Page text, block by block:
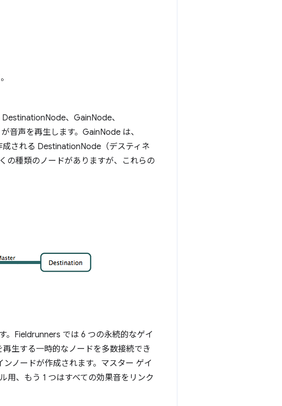
、GainNode、
声を再生します。GainNode は、
される DestinationNode（デスティネ
の種類のノードがありますが、これらの
。Fieldrunners では 6 つの永続的なゲイ
生する一時的なノードを多数接続でき
ノードが作成されます。マスター ゲイ
用、もう 1 つはすべての効果音をリンク